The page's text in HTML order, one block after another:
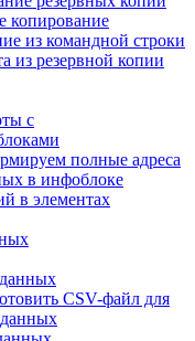
копирование
из командной строки
из резервной копии
с
полные адреса
в инфоблоке
в элементах
CSV-файл для
данных